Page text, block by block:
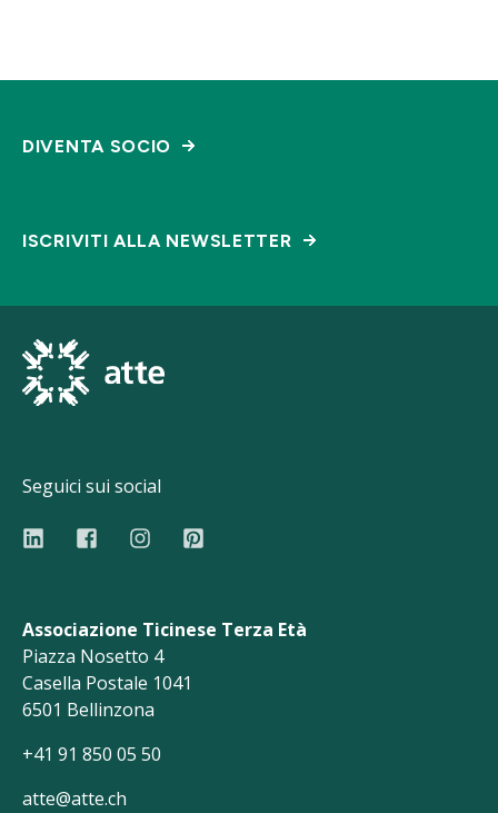
DIVENTA SOCIO
ISCRIVITI ALLA NEWSLETTER
Seguici sui social
Associazione Ticinese Terza Età
Piazza Nosetto 4
Casella Postale 1041
6501 Bellinzona
+41 91 850 05 50
atte@atte.ch